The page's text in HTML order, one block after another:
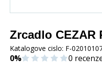
Zrcadlo CEZAR
Katalogove cislo: F-
0% 0